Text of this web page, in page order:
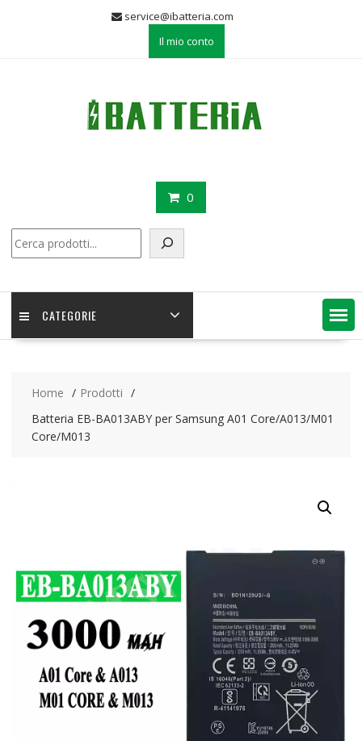
service@ibatteria.com
Il mio conto
0
CATEGORIE
Home
Prodotti
Batteria EB-BA013ABY per Samsung A01 Core/A013/M01
Core/M013